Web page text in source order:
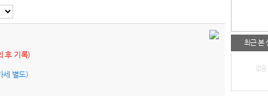
최근 본
없음
후 기록)
세 별도)